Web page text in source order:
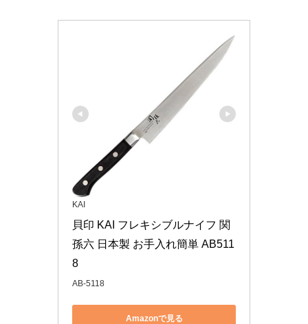
KAI
貝印 KAI フレキシブルナイフ 関
孫六 日本製 お手入れ簡単 AB511
8
AB-5118
Amazonで見る